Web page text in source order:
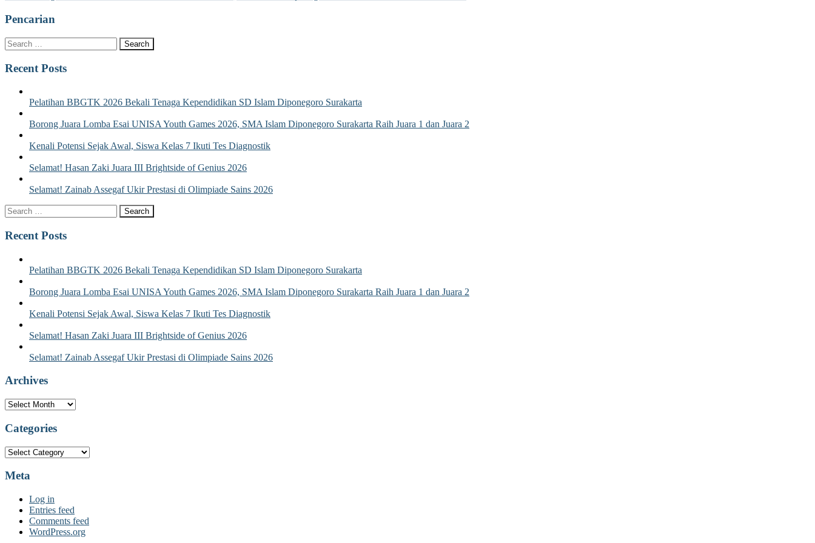
navigation
Pencarian
Recent Posts
Pelatihan BBGTK 2026 Bekali Tenaga Kependidikan SD Islam Diponegoro Surakarta
Borong Juara Lomba Esai UNISA Youth Games 2026, SMA Islam Diponegoro Surakarta Raih Juara 1 dan Juara 2
Kenali Potensi Sejak Awal, Siswa Kelas 7 Ikuti Tes Diagnostik
Selamat! Hasan Zaki Juara III Brightside of Genius 2026
Selamat! Zainab Assegaf Ukir Prestasi di Olimpiade Sains 2026
Recent Posts
Pelatihan BBGTK 2026 Bekali Tenaga Kependidikan SD Islam Diponegoro Surakarta
Borong Juara Lomba Esai UNISA Youth Games 2026, SMA Islam Diponegoro Surakarta Raih Juara 1 dan Juara 2
Kenali Potensi Sejak Awal, Siswa Kelas 7 Ikuti Tes Diagnostik
Selamat! Hasan Zaki Juara III Brightside of Genius 2026
Selamat! Zainab Assegaf Ukir Prestasi di Olimpiade Sains 2026
Archives
Archives
Categories
Categories
Meta
Log in
Entries feed
Comments feed
WordPress.org